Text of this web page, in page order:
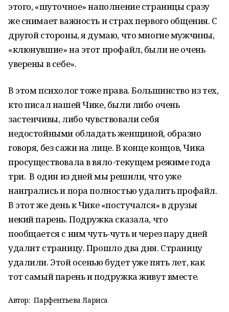
этого, «шуточное» наполнение страницы сразу
же снимает важность и страх первого общения. С
другой стороны, я думаю, что многие мужчины,
«клюнувшие» на этот профайл, были не очень
уверены в себе».
В этом психолог тоже права. Большинство из тех,
кто писал нашей Чике, были либо очень
застенчивы, либо чувствовали себя
недостойными обладать женщиной, образно
говоря, без сажи на лице. В конце концов, Чика
просуществовала в вяло-текущем режиме года
три. В один из дней мы решили, что уже
наигрались и пора полностью удалить профайл.
В этот же день к Чике «постучался» в друзья
некий парень. Подружка сказала, что
пообщается с ним чуть-чуть и через пару дней
удалит страницу. Прошло два дня. Страницу
удалили. Этой осенью будет уже пять лет, как
тот самый парень и подружка живут вместе.
Автор: Парфентьева Лариса